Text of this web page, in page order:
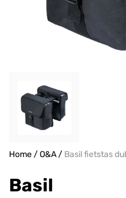
Home/O&A/ Basil fietstas
Basil